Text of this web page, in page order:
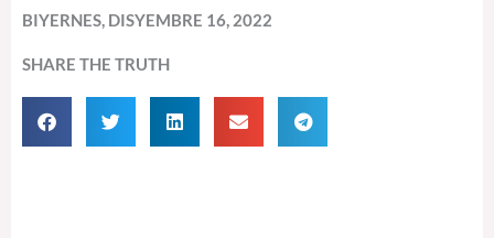
BIYERNES, DISYEMBRE 16, 2022
SHARE THE TRUTH